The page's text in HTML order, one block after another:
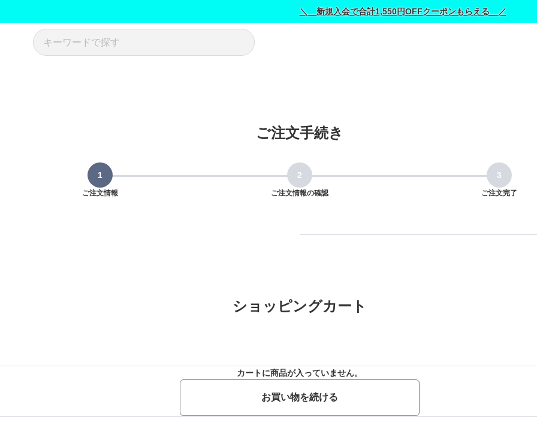
＼ 新規入会で合計1,550円OFFクーポンもらえる ／
ご注文手続き
ご注文情報 ご注文情報の確認 ご注文完了
ショッピングカート
カートに商品が入っていません。
お買い物を続ける